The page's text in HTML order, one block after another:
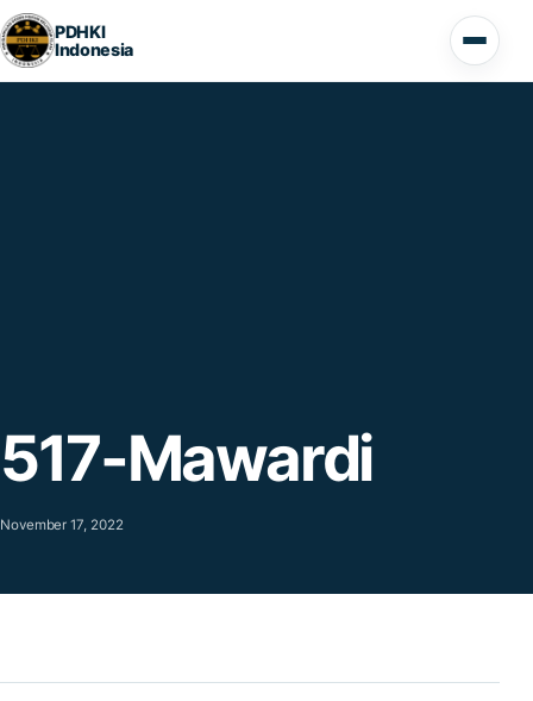
Lompat ke konten
PDHKI
Indonesia
Buka
517-Mawardi
November 17, 2022